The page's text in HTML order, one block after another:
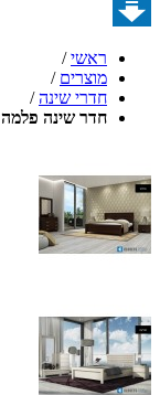
ראשי /
מוצרים /
חדרי שינה /
חדר שינה פלמה